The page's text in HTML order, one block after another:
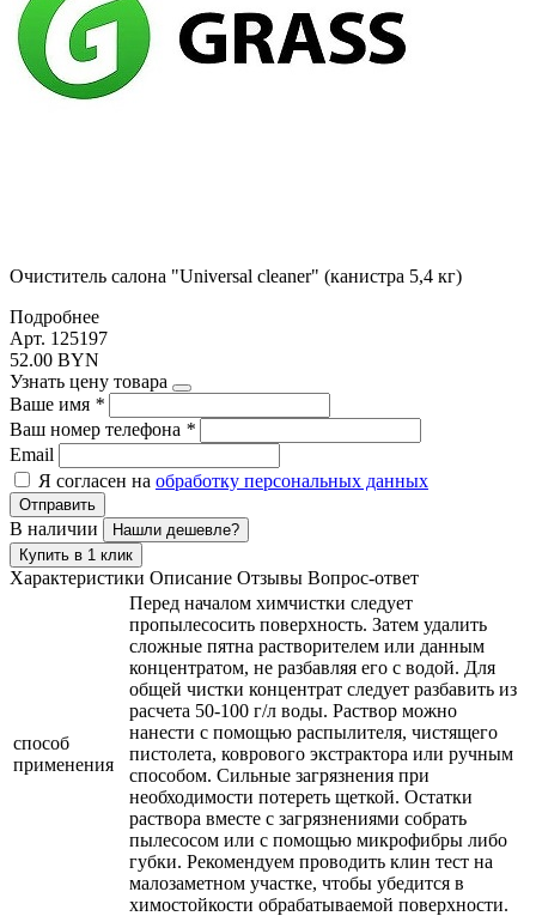
Очиститель салона "Universal cleaner" (канистра 5,4 кг)
Подробнее
Арт. 125197
52.00 BYN
Узнать цену товара
Ваше имя *
Ваш номер телефона *
Email
Я согласен на обработку персональных данных
Отправить
В наличии
Нашли дешевле?
Купить в 1 клик
Характеристики Описание Отзывы Вопрос-ответ
способ
применения
Перед началом химчистки следует
пропылесосить поверхность. Затем удалить
сложные пятна растворителем или данным
концентратом, не разбавляя его с водой. Для
общей чистки концентрат следует разбавить из
расчета 50-100 г/л воды. Раствор можно
нанести с помощью распылителя, чистящего
пистолета, коврового экстрактора или ручным
способом. Сильные загрязнения при
необходимости потереть щеткой. Остатки
раствора вместе с загрязнениями собрать
пылесосом или с помощью микрофибры либо
губки. Рекомендуем проводить клин тест на
малозаметном участке, чтобы убедится в
химостойкости обрабатываемой поверхности.